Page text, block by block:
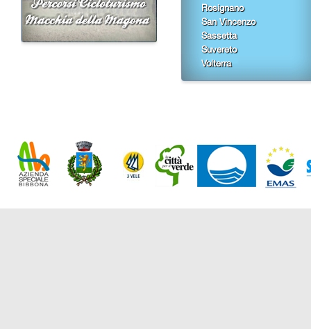
Rosignano
San Vincenzo
Sassetta
Suvereto
Volterra